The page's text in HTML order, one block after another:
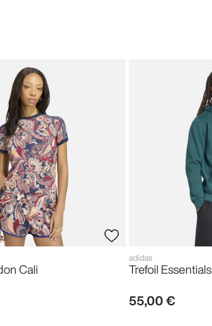
Cali
adidas
Trefoil Essentials
55,00 €